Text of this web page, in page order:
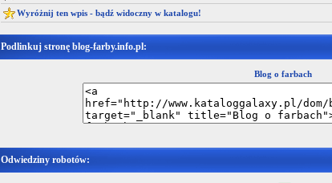
Wyróżnij ten wpis - bądź widoczny w katalogu!
Podlinkuj stronę blog-farby.info.pl:
Blog o farbach
Odwiedziny robotów: